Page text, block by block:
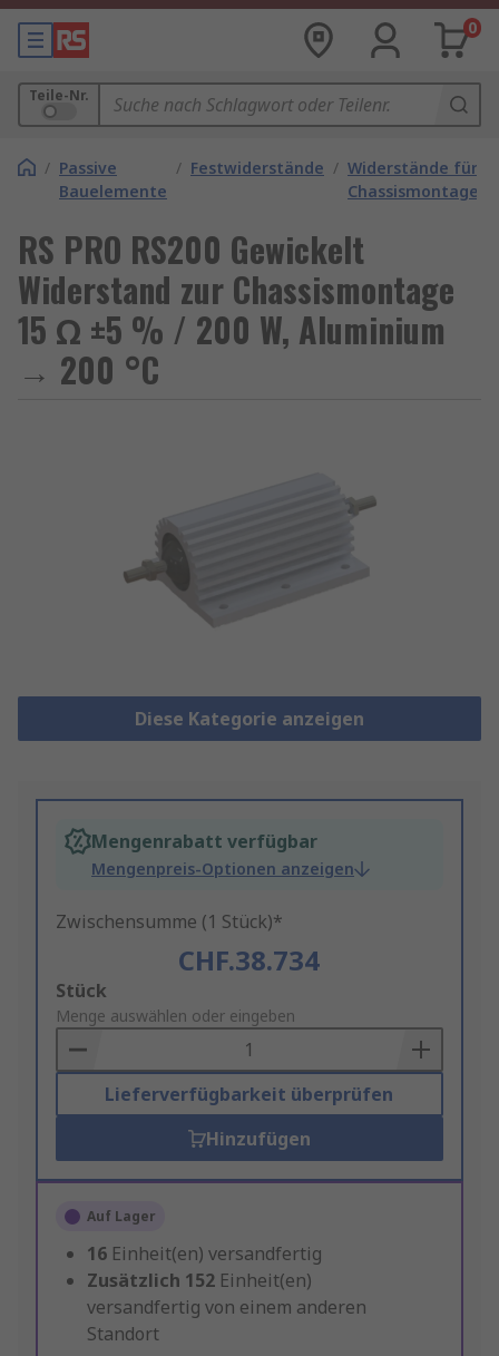
0
Teile-Nr.
/ Passive
Bauelemente
/ Festwiderstände / Widerstände für
Chassismontage
RS PRO RS200 Gewickelt
Widerstand zur Chassismontage
15 Ω ±5 % / 200 W, Aluminium
→ 200 °C
Diese Kategorie anzeigen
Mengenrabatt verfügbar
Mengenpreis-Optionen anzeigen
Zwischensumme (1 Stück)*
CHF.38.734
Add
to
Basket
Stück
Menge auswählen oder eingeben
Lieferverfügbarkeit überprüfen
Hinzufügen
Auf Lager
16 Einheit(en) versandfertig
Zusätzlich 152 Einheit(en)
versandfertig von einem anderen
Standort